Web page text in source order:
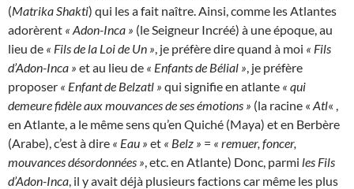
(Matrika Shakti) qui les a fait naître. Ainsi, comme les Atlantes
adorèrent « Adon-Inca » (le Seigneur Incréé) à une époque, au
lieu de « Fils de la Loi de Un » , je préfère dire quand à moi « Fils
d’Adon-Inca » et au lieu de « Enfants de Bélial » , je préfère
proposer « Enfant de Belzatl » qui signifie en atlante « qui
demeure fidèle aux mouvances de ses émotions » (la racine « Atl« ,
en Atlante, a le même sens qu’en Quiché (Maya) et en Berbère
(Arabe), c’est à dire « Eau » et « Belz » = « remuer, foncer,
mouvances désordonnées » , etc. en Atlante) Donc, parmi les Fils
d’Adon-Inca , il y avait déjà plusieurs factions car même les plus